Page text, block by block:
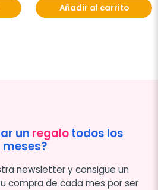
Añadir al carrito
un regalotodos los
meses?
newsletter y consigue un
compra de cada mes por ser